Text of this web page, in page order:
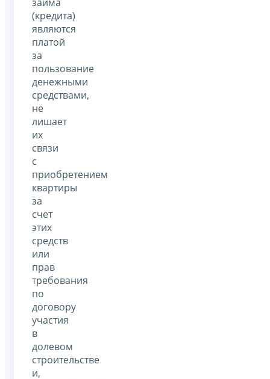
(кредита)
являются
платой
за
пользование
денежными
средствами,
не
лишает
их
связи
с
приобретением
квартиры
за
счет
этих
средств
или
прав
требования
по
договору
участия
в
долевом
строительстве
и,